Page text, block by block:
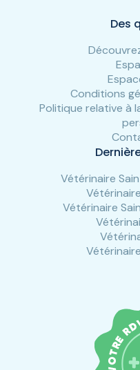
Des
Conditions
Politique relative à
Vétérinaire
Vétérinaire